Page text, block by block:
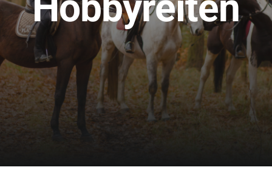
Sportangebot
Galerie
Hallennutzungsplan